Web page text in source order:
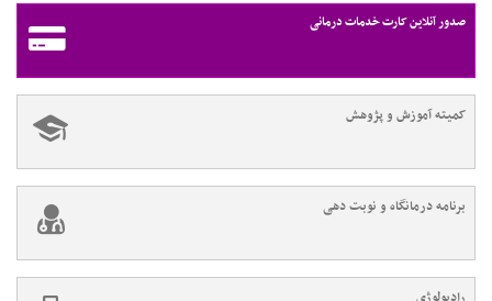
صدور آنلاین کارت خدمات درمانی
کمیته آموزش و پژوهش
برنامه درمانگاه و نوبت دهی